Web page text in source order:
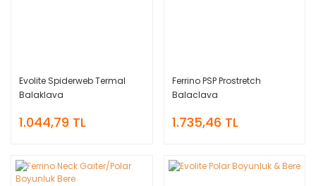
Evolite Spiderweb Termal
Balaklava
1.044,79 TL
Ferrino PSP Prostretch
Balaclava
1.735,46 TL